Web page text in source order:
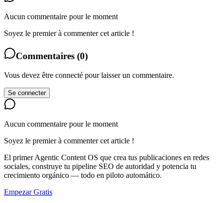
Aucun commentaire pour le moment
Soyez le premier à commenter cet article !
Commentaires (0)
Vous devez être connecté pour laisser un commentaire.
Se connecter
Aucun commentaire pour le moment
Soyez le premier à commenter cet article !
El primer Agentic Content OS que crea tus publicaciones en redes
sociales, construye tu pipeline SEO de autoridad y potencia tu
crecimiento orgánico — todo en piloto automático.
Empezar Gratis